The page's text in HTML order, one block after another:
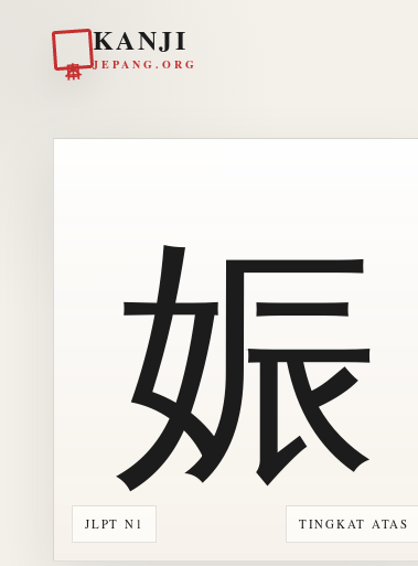
KANJI
JEPANG.ORG
JLPT N1 TINGKAT ATAS
娠